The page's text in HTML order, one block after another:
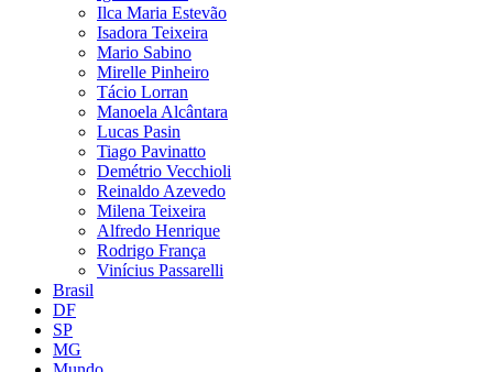
Ilca Maria Estevão
Isadora Teixeira
Mario Sabino
Mirelle Pinheiro
Tácio Lorran
Manoela Alcântara
Lucas Pasin
Tiago Pavinatto
Demétrio Vecchioli
Reinaldo Azevedo
Milena Teixeira
Alfredo Henrique
Rodrigo França
Vinícius Passarelli
Brasil
DF
SP
MG